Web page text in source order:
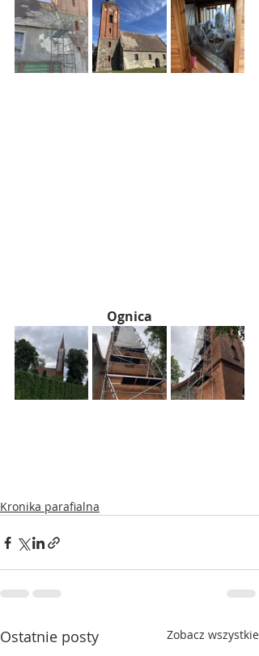
Ognica
Kronika parafialna
Ostatnie posty Zobacz wszystkie